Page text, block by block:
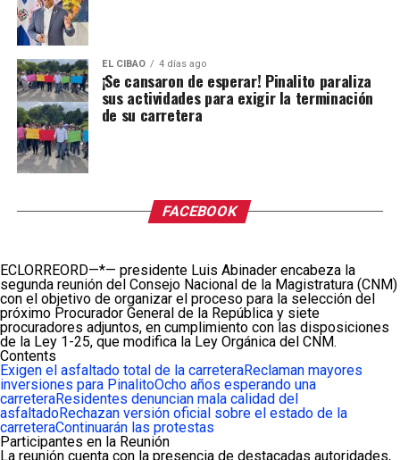
EL CIBAO 4 días ago
¡Se cansaron de esperar! Pinalito paraliza
sus actividades para exigir la terminación
de su carretera
FACEBOOK
ECLORREORD—*— presidente Luis Abinader encabeza la
segunda reunión del Consejo Nacional de la Magistratura (CNM)
con el objetivo de organizar el proceso para la selección del
próximo Procurador General de la República y siete
procuradores adjuntos, en cumplimiento con las disposiciones
de la Ley 1-25, que modifica la Ley Orgánica del CNM.
Contents
Exigen el asfaltado total de la carreteraReclaman mayores
inversiones para PinalitoOcho años esperando una
carreteraResidentes denuncian mala calidad del
asfaltadoRechazan versión oficial sobre el estado de la
carreteraContinuarán las protestas
Participantes en la Reunión
La reunión cuenta con la presencia de destacadas autoridades,